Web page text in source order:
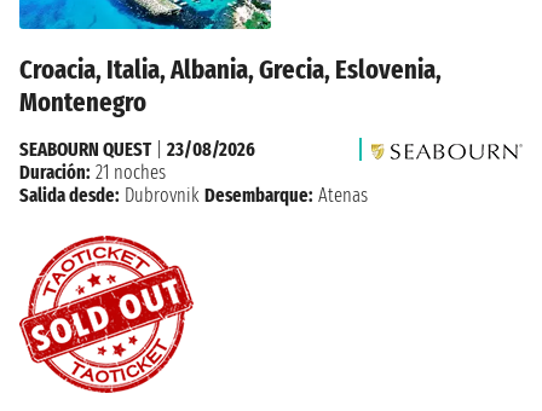
Croacia, Italia, Albania, Grecia, Eslovenia,
Montenegro
SEABOURN QUEST| 23/08/2026
Duración: 21 noches
Salida desde: Dubrovnik Desembarque: Atenas